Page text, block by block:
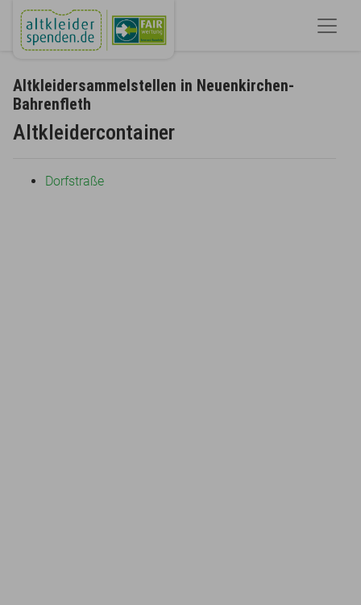
Altkleidersammelstellen in Neuenkirchen-
Bahrenfleth
Altkleidercontainer
Dorfstraße